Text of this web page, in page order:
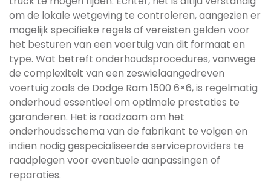
om de lokale wetgeving te controleren, aangezien er
mogelijk specifieke regels of vereisten gelden voor
het besturen van een voertuig van dit formaat en
type. Wat betreft onderhoudsprocedures, vanwege
de complexiteit van een zeswielaangedreven
voertuig zoals de Dodge Ram 1500 6×6, is regelmatig
onderhoud essentieel om optimale prestaties te
garanderen. Het is raadzaam om het
onderhoudsschema van de fabrikant te volgen en
indien nodig gespecialiseerde serviceproviders te
raadplegen voor eventuele aanpassingen of
reparaties.